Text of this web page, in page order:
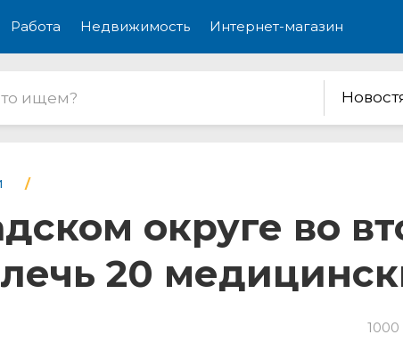
Работа Недвижимость Интернет-магазин
округе во
20
1000